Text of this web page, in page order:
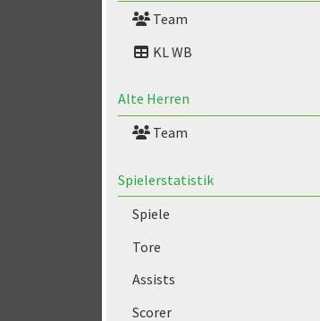
Team
KL WB
Alte Herren
Team
Spielerstatistik
Spiele
Tore
Assists
Scorer